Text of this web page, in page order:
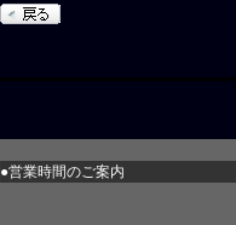
●営業時間のご案内